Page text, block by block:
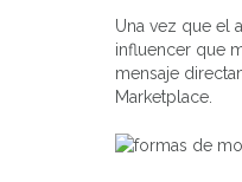
Una vez que el
influencer que
mensaje
Marketplace.